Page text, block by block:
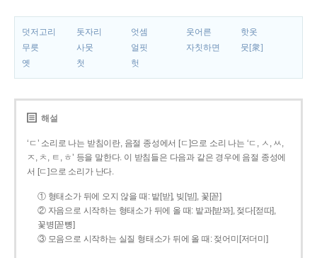
덧저고리 돗자리 엇셈 웃어른
핫옷
무릇
사뭇 얼핏 자칫하면
뭇[衆]
옛
첫 헛
해설
‘ㄷ’ 소리로 나는 받침이란, 음절 종성에서 [ㄷ]으로 소리 나는 ‘ㄷ, ㅅ, ㅆ,
ㅈ, ㅊ, ㅌ, ㅎ’ 등을 말한다. 이 받침들은 다음과 같은 경우에 음절 종성에
서 [ㄷ]으로 소리가 난다.
① 형태소가 뒤에 오지 않을 때: 밭[받], 빚[빋], 꽃[꼳]
② 자음으로 시작하는 형태소가 뒤에 올 때: 밭과[받꽈], 젖다[젇따],
꽃병[꼳뼝]
③ 모음으로 시작하는 실질 형태소가 뒤에 올 때: 젖어미[저더미]